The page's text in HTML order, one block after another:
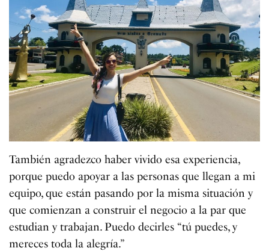
También agradezco haber vivido esa experiencia,
porque puedo apoyar a las personas que llegan a mi
equipo, que están pasando por la misma situación y
que comienzan a construir el negocio a la par que
estudian y trabajan. Puedo decirles “tú puedes, y
mereces toda la alegría.”